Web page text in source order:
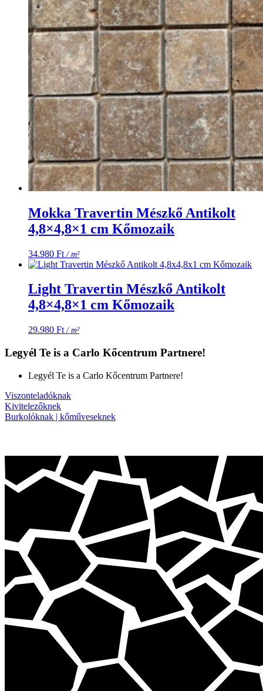
Mokka Travertin Mészkő Antikolt
4,8×4,8×1 cm Kőmozaik
34.980 Ft / m²
Light Travertin Mészkő Antikolt
4,8×4,8×1 cm Kőmozaik
29.980 Ft/ m²
Legyél Te is a Carlo Kőcentrum Partnere!
Legyél Te is a Carlo Kőcentrum Partnere!
Viszonteladóknak
Kivitelezőknek
Burkolóknak | kőműveseknek